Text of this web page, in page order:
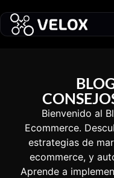
Bienvenido al
Ecommerce.
estrategias de
ecommerce, y
Aprende a